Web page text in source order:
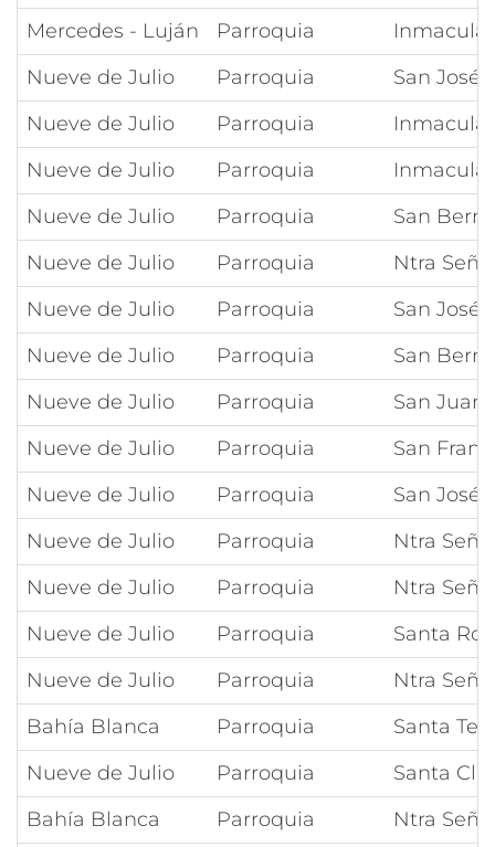
Mercedes - Luján
Parroquia
Nueve de Julio
Parroquia
San José
Nueve de Julio
Parroquia
Nueve de Julio
Parroquia
Nueve de Julio
Parroquia
San
Nueve de Julio
Parroquia
Ntra
Nueve de Julio
Parroquia
San José
Nueve de Julio
Parroquia
San
Nueve de Julio
Parroquia
San Juan
Nueve de Julio
Parroquia
San
Nueve de Julio
Parroquia
San José
Nueve de Julio
Parroquia
Ntra
Nueve de Julio
Parroquia
Ntra
Nueve de Julio
Parroquia
Santa
Nueve de Julio
Parroquia
Ntra
Bahía Blanca
Parroquia
Santa
Nueve de Julio
Parroquia
Santa
Bahía Blanca
Parroquia Ntra